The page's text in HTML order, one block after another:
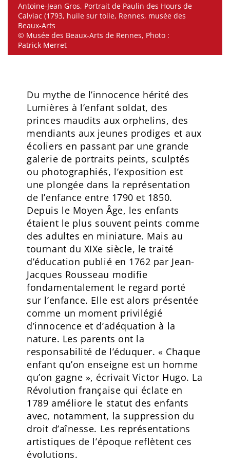
Antoine-Jean Gros, Portrait de Paulin des Hours de
Calviac (1793, huile sur toile, Rennes, musée des
Beaux-Arts
© Musée des Beaux-Arts de Rennes, Photo :
Patrick Merret
Du mythe de l’innocence hérité des
Lumières à l’enfant soldat, des
princes maudits aux orphelins, des
mendiants aux jeunes prodiges et aux
écoliers en passant par une grande
galerie de portraits peints, sculptés
ou photographiés, l’exposition est
une plongée dans la représentation
de l’enfance entre 1790 et 1850.
Depuis le Moyen Âge, les enfants
étaient le plus souvent peints comme
des adultes en miniature. Mais au
tournant du XIXe siècle, le traité
d’éducation publié en 1762 par Jean-
Jacques Rousseau modifie
fondamentalement le regard porté
sur l’enfance. Elle est alors présentée
comme un moment privilégié
d’innocence et d’adéquation à la
nature. Les parents ont la
responsabilité de l’éduquer. « Chaque
enfant qu’on enseigne est un homme
qu’on gagne », écrivait Victor Hugo. La
Révolution française qui éclate en
1789 améliore le statut des enfants
avec, notamment, la suppression du
droit d’aînesse. Les représentations
artistiques de l’époque reflètent ces
évolutions.